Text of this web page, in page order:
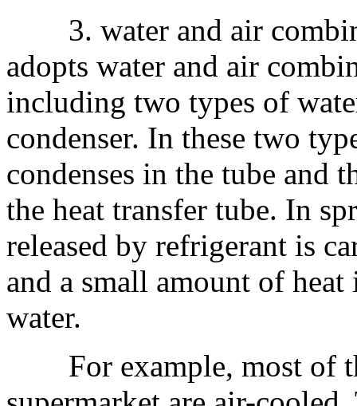
3. water and air
adopts water and air
including two types of
condenser. In these two
condenses in the tube and
the heat transfer tube. In
released by refrigerant is
and a small amount of
water.
For example, most of